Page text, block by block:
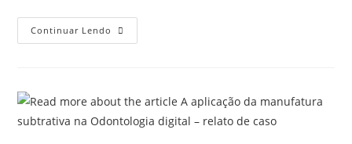
Continuar Lendo